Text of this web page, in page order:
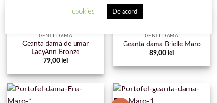
GENTI DAMA
Geanta dama de umar
LacyAnn Bronze
79,00 lei
GENTI DAMA
Geanta dama Brielle Maro
89,00 lei
cookies De acord